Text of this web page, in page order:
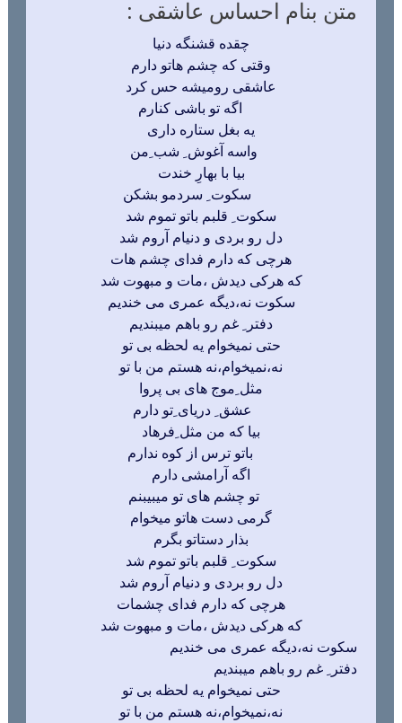
متن بنام احساس عاشقی :
چقده قشنگه دنیا
وقتی که چشم هاتو دارم
عاشقی رومیشه حس کرد
اگه تو باشی کنارم
یه بغل ستاره داری
واسه آغوش ِ شب ِمن
بیا با بهارِ خندت
سکوت ِ سردمو بشکن
سکوت ِ قلبم باتو تموم شد
دل رو بردی و دنیام آروم شد
هرچی که دارم فدای چشم هات
که هرکی دیدش ،مات و مبهوت شد
سکوت نه،دیگه عمری می خندیم
دفتر ِ غم رو باهم میبندیم
حتی نمیخوام یه لحظه بی تو
نه،نمیخوام،نه هستم من با تو
مثل ِموج های بی پروا
عشق ِ دریای ِتو دارم
بیا که من مثل ِفرهاد
باتو ترس از کوه ندارم
اگه آرامشی دارم
تو چشم های تو میبیبنم
گرمی دست هاتو میخوام
بذار دستاتو بگرم
سکوت ِ قلبم باتو تموم شد
دل رو بردی و دنیام آروم شد
هرچی که دارم فدای چشمات
که هرکی دیدش ،مات و مبهوت شد
سکوت نه،دیگه عمری می خندیم
دفتر ِ غم رو باهم میبندیم
حتی نمیخوام یه لحظه بی تو
نه،نمیخوام،نه هستم من با تو